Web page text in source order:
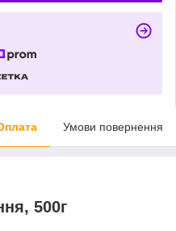
Умови повернення
500г